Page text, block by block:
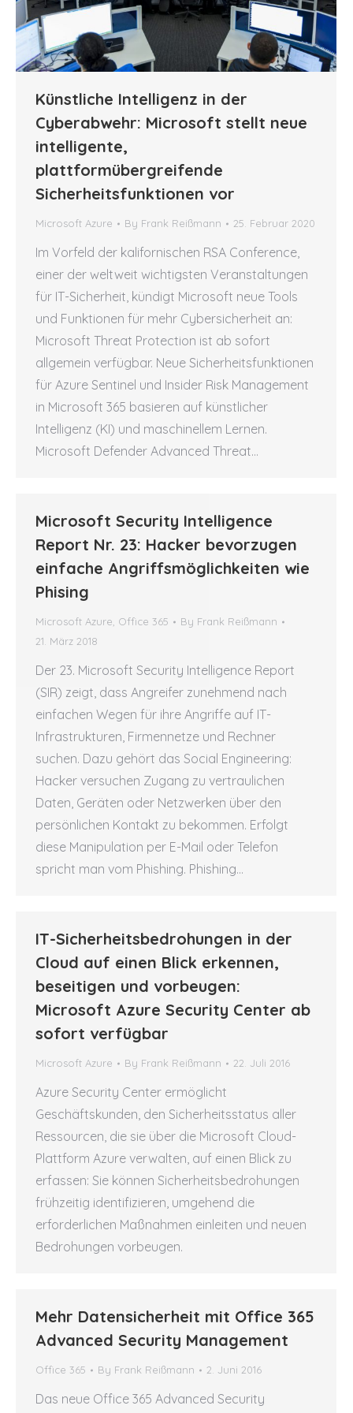
Künstliche Intelligenz in der
Cyberabwehr: Microsoft stellt neue
intelligente,
plattformübergreifende
Sicherheitsfunktionen vor
Microsoft Azure By Frank Reißmann 25. Februar 2020
Im Vorfeld der kalifornischen RSA Conference,
einer der weltweit wichtigsten Veranstaltungen
für IT-Sicherheit, kündigt Microsoft neue Tools
und Funktionen für mehr Cybersicherheit an:
Microsoft Threat Protection ist ab sofort
allgemein verfügbar. Neue Sicherheitsfunktionen
für Azure Sentinel und Insider Risk Management
in Microsoft 365 basieren auf künstlicher
Intelligenz (KI) und maschinellem Lernen.
Microsoft Defender Advanced Threat…
Microsoft Security Intelligence
Report Nr. 23: Hacker bevorzugen
einfache Angriffsmöglichkeiten wie
Phising
Microsoft Azure Office 365 By Frank Reißmann
21. März 2018
Der 23. Microsoft Security Intelligence Report
(SIR) zeigt, dass Angreifer zunehmend nach
einfachen Wegen für ihre Angriffe auf IT-
Infrastrukturen, Firmennetze und Rechner
suchen. Dazu gehört das Social Engineering:
Hacker versuchen Zugang zu vertraulichen
Daten, Geräten oder Netzwerken über den
persönlichen Kontakt zu bekommen. Erfolgt
diese Manipulation per E-Mail oder Telefon
spricht man vom Phishing. Phishing…
IT-Sicherheitsbedrohungen in der
Cloud auf einen Blick erkennen,
beseitigen und vorbeugen:
Microsoft Azure Security Center ab
sofort verfügbar
Microsoft Azure By Frank Reißmann 22. Juli 2016
Azure Security Center ermöglicht
Geschäftskunden, den Sicherheitsstatus aller
Ressourcen, die sie über die Microsoft Cloud-
Plattform Azure verwalten, auf einen Blick zu
erfassen: Sie können Sicherheitsbedrohungen
frühzeitig identifizieren, umgehend die
erforderlichen Maßnahmen einleiten und neuen
Bedrohungen vorbeugen.
Mehr Datensicherheit mit Office 365
Advanced Security Management
Office 365 By Frank Reißmann 2. Juni 2016
Das neue Office 365 Advanced Security